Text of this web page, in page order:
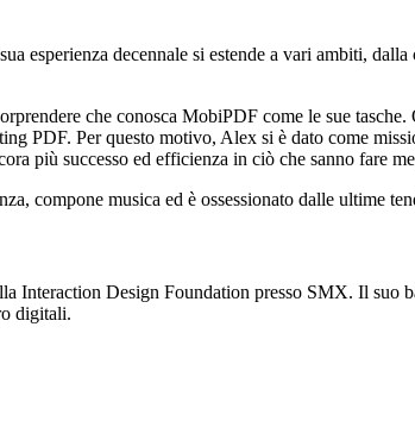
esperienza decennale si estende a vari ambiti,
che conosca MobiPDF come le sue
PDF. Per questo motivo, Alex si è dato come
più successo ed efficienza in ciò che sanno fare
compone musica ed è ossessionato dalle ultime
Interaction Design Foundation presso SMX. Il suo
digitali.